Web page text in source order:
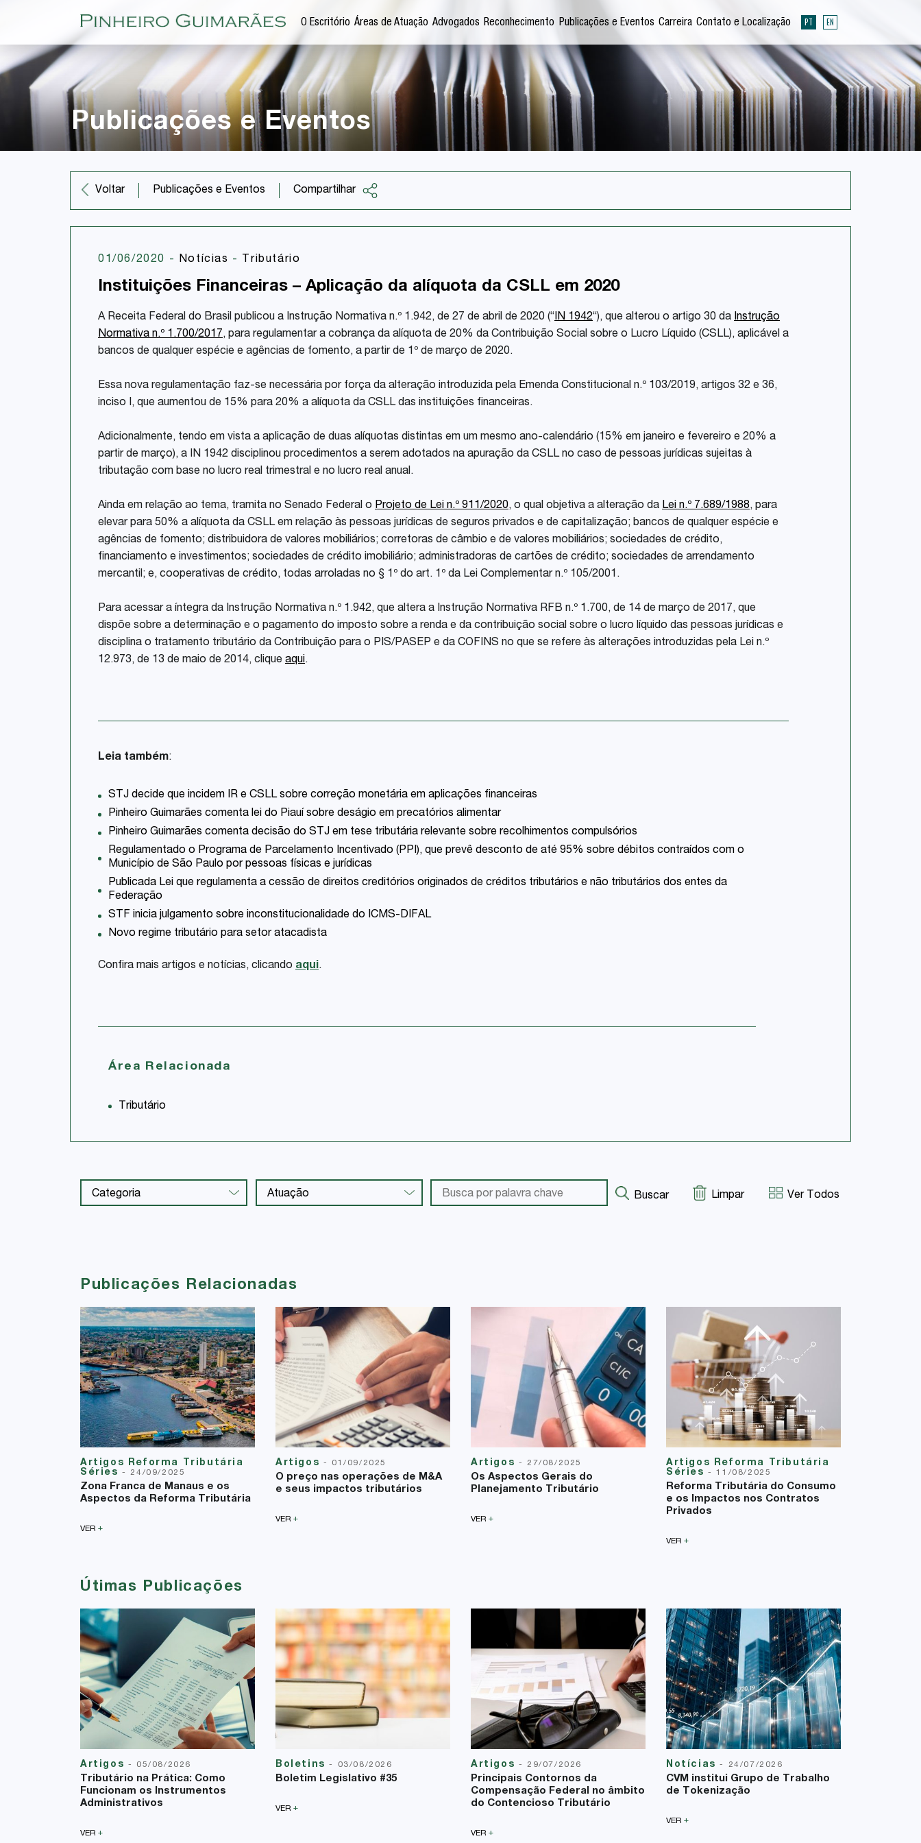
O Escritório Áreas de Atuação Advogados Reconhecimento Publicações e Eventos Carreira Contato e Localização PT EN
Publicações e Eventos
Voltar Publicações e Eventos Compartilhar
Share
01/06/2020 - Notícias - Tributário
Instituições Financeiras – Aplicação da alíquota da CSLL em 2020
A Receita Federal do Brasil publicou a Instrução Normativa n.º 1.942, de 27 de abril de 2020 (“IN 1942“), que alterou o artigo 30 da Instrução
Normativa n.º 1.700/2017, para regulamentar a cobrança da alíquota de 20% da Contribuição Social sobre o Lucro Líquido (CSLL), aplicável a
bancos de qualquer espécie e agências de fomento, a partir de 1º de março de 2020.
Essa nova regulamentação faz-se necessária por força da alteração introduzida pela Emenda Constitucional n.º 103/2019, artigos 32 e 36,
inciso I, que aumentou de 15% para 20% a alíquota da CSLL das instituições financeiras.
Adicionalmente, tendo em vista a aplicação de duas alíquotas distintas em um mesmo ano-calendário (15% em janeiro e fevereiro e 20% a
partir de março), a IN 1942 disciplinou procedimentos a serem adotados na apuração da CSLL no caso de pessoas jurídicas sujeitas à
tributação com base no lucro real trimestral e no lucro real anual.
Ainda em relação ao tema, tramita no Senado Federal o Projeto de Lei n.º 911/2020, o qual objetiva a alteração da Lei n.º 7.689/1988, para
elevar para 50% a alíquota da CSLL em relação às pessoas jurídicas de seguros privados e de capitalização; bancos de qualquer espécie e
agências de fomento; distribuidora de valores mobiliários; corretoras de câmbio e de valores mobiliários; sociedades de crédito,
financiamento e investimentos; sociedades de crédito imobiliário; administradoras de cartões de crédito; sociedades de arrendamento
mercantil; e, cooperativas de crédito, todas arroladas no § 1º do art. 1º da Lei Complementar n.º 105/2001.
Para acessar a íntegra da Instrução Normativa n.º 1.942, que altera a Instrução Normativa RFB n.º 1.700, de 14 de março de 2017, que
dispõe sobre a determinação e o pagamento do imposto sobre a renda e da contribuição social sobre o lucro líquido das pessoas jurídicas e
disciplina o tratamento tributário da Contribuição para o PIS/PASEP e da COFINS no que se refere às alterações introduzidas pela Lei n.º
12.973, de 13 de maio de 2014, clique aqui.
Leia também:
STJ decide que incidem IR e CSLL sobre correção monetária em aplicações financeiras
Pinheiro Guimarães comenta lei do Piauí sobre deságio em precatórios alimentar
Pinheiro Guimarães comenta decisão do STJ em tese tributária relevante sobre recolhimentos compulsórios
Regulamentado o Programa de Parcelamento Incentivado (PPI), que prevê desconto de até 95% sobre débitos contraídos com o
Município de São Paulo por pessoas físicas e jurídicas
Publicada Lei que regulamenta a cessão de direitos creditórios originados de créditos tributários e não tributários dos entes da
Federação
STF inicia julgamento sobre inconstitucionalidade do ICMS-DIFAL
Novo regime tributário para setor atacadista
Confira mais artigos e notícias, clicando aqui.
Área Relacionada
Tributário
Buscar Limpar Ver Todos
Publicações Relacionadas
Artigos Reforma Tributária
Séries- 24/09/2025
Zona Franca de Manaus e os
Aspectos da Reforma Tributária
VER +
Artigos - 01/09/2025
O preço nas operações de M&A
e seus impactos tributários
VER +
Artigos - 27/08/2025
Os Aspectos Gerais do
Planejamento Tributário
VER +
Artigos Reforma Tributária
Séries- 11/08/2025
Reforma Tributária do Consumo
e os Impactos nos Contratos
Privados
VER +
Útimas Publicações
Artigos - 05/08/2026
Tributário na Prática: Como
Funcionam os Instrumentos
Administrativos
VER +
Boletins- 03/08/2026
Boletim Legislativo #35
VER +
Artigos - 29/07/2026
Principais Contornos da
Compensação Federal no âmbito
do Contencioso Tributário
VER +
Notícias- 24/07/2026
CVM institui Grupo de Trabalho
de Tokenização
VER +